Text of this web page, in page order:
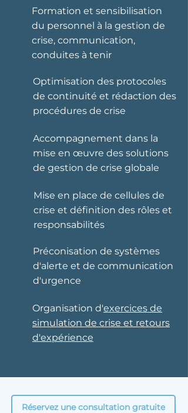
Formation et sensibilisation
du personnel à la gestion de
crise, communication,
conduites à tenir
Optimisation des protocoles
de continuité et rédaction des
procédures de crise
Accompagnement dans la
mise en œuvre des solutions
de gestion de crise globale
Mise en place de cellules de
crise et définition des rôles et
responsabilités
Préconisation de systèmes
d'alerte et de communication
d'urgence
Organisation d'exercices de
simulation de crise et retours
d'expérience
Réservez une consultation gratuite